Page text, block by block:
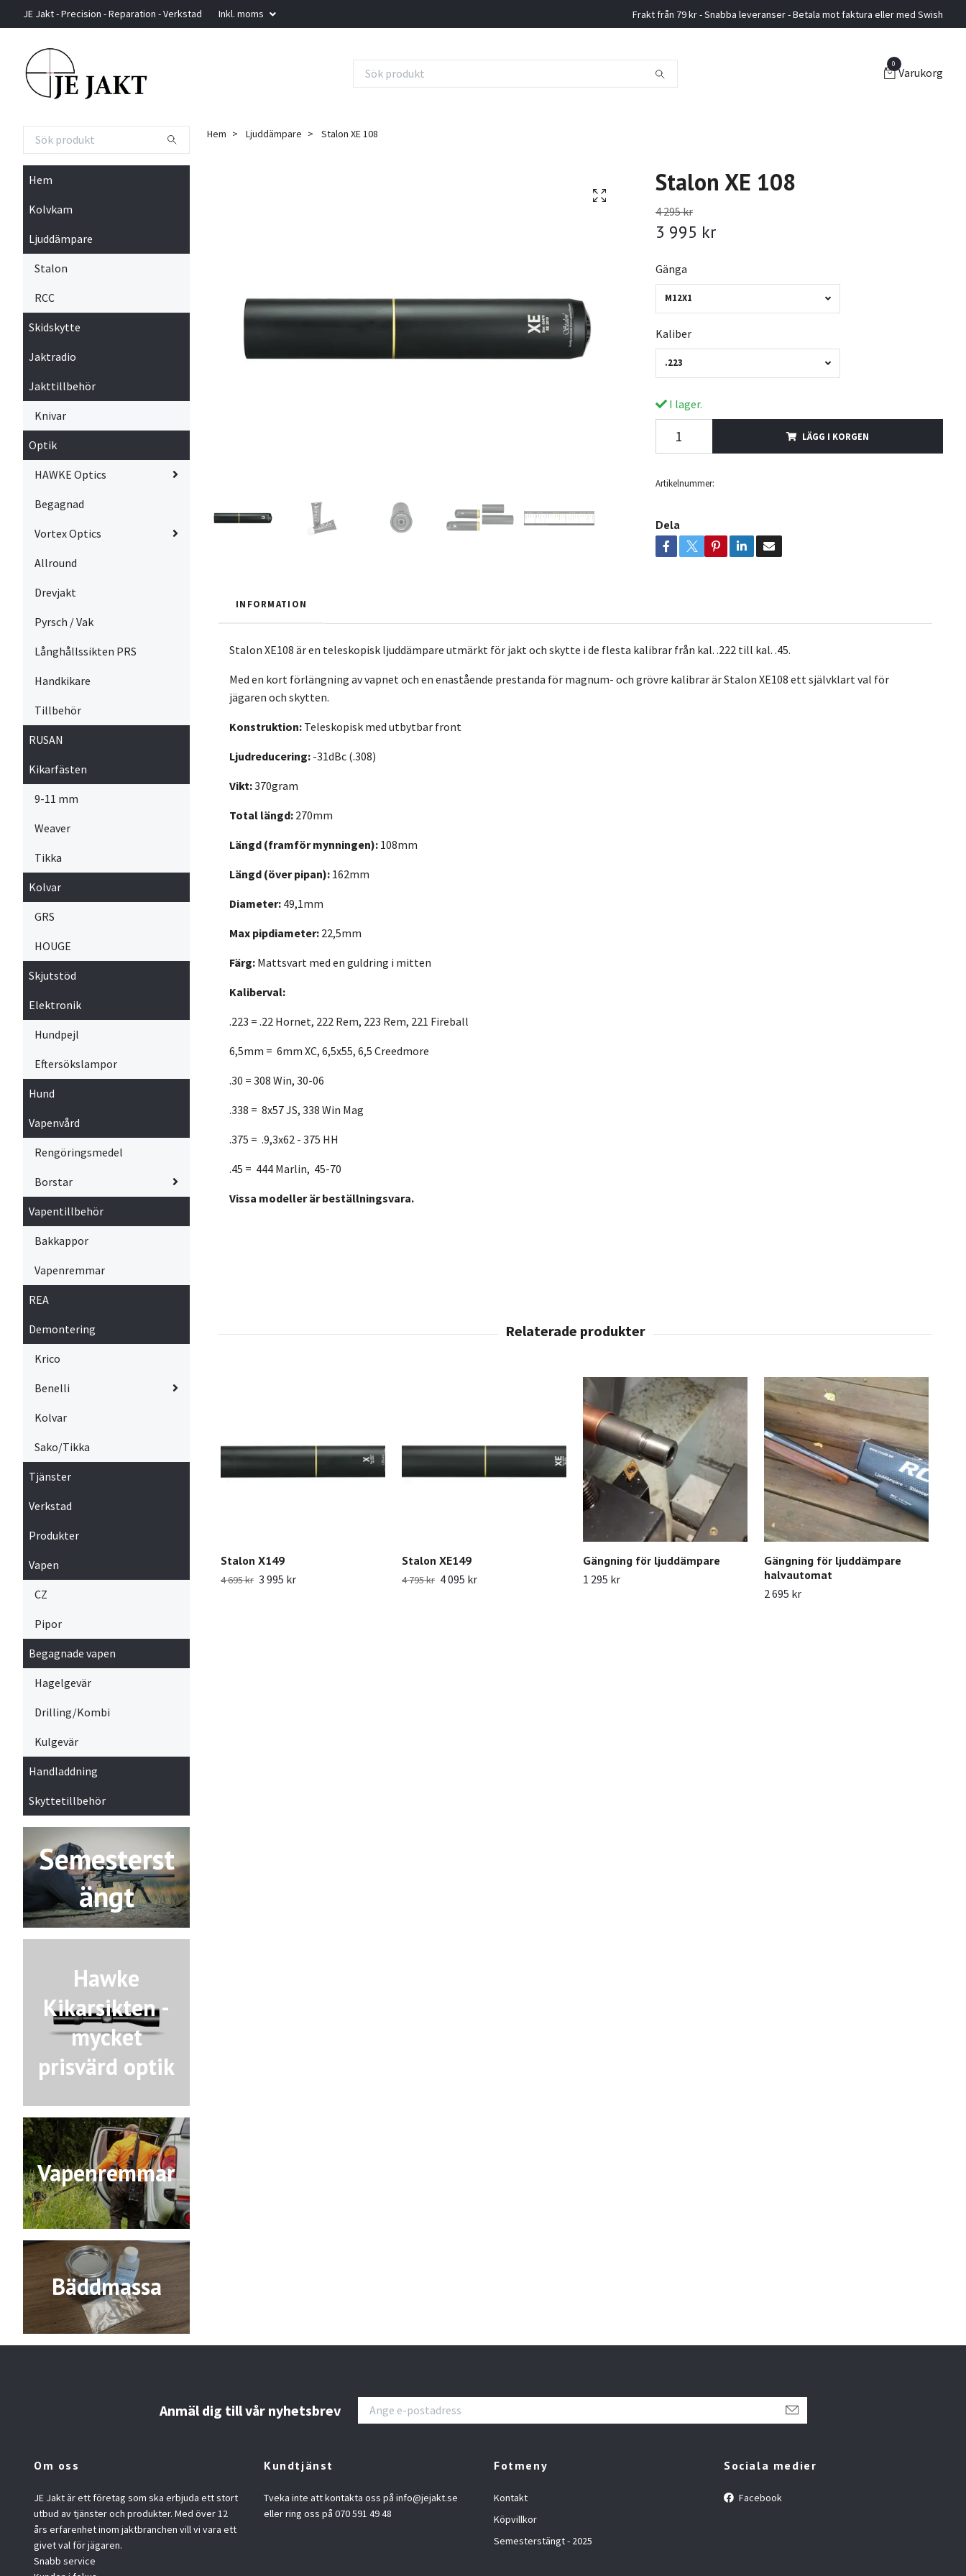
JE Jakt - Precision - Reparation - Verkstad Inkl. moms Frakt från 79 kr - Snabba leveranser - Betala mot faktura eller med Swish
0
Varukorg
Hem
Kolvkam
Ljuddämpare
Stalon
RCC
Skidskytte
Jaktradio
Jakttillbehör
Knivar
Optik
HAWKE Optics
Begagnad
Vortex Optics
Allround
Drevjakt
Pyrsch / Vak
Långhållssikten PRS
Handkikare
Tillbehör
RUSAN
Kikarfästen
9-11 mm
Weaver
Tikka
Kolvar
GRS
HOUGE
Skjutstöd
Elektronik
Hundpejl
Eftersökslampor
Hund
Vapenvård
Rengöringsmedel
Borstar
Vapentillbehör
Bakkappor
Vapenremmar
REA
Demontering
Krico
Benelli
Kolvar
Sako/Tikka
Tjänster
Verkstad
Produkter
Vapen
CZ
Pipor
Begagnade vapen
Hagelgevär
Drilling/Kombi
Kulgevär
Handladdning
Skyttetillbehör
Semesterst
ängt
Hawke
Kikarsikten -
mycket
prisvärd optik
Vapenremmar
Bäddmassa
Hem Ljuddämpare Stalon XE 108
Stalon XE 108
4 295 kr
3 995 kr
Gänga
M12X1
Kaliber
.223
I lager.
LÄGG I KORGEN
Artikelnummer:
Dela
INFORMATION
Stalon XE108 är en teleskopisk ljuddämpare utmärkt för jakt och skytte i de flesta kalibrar från kal. .222 till kal. .45.
Med en kort förlängning av vapnet och en enastående prestanda för magnum- och grövre kalibrar är Stalon XE108 ett självklart val för
jägaren och skytten.
Konstruktion: Teleskopisk med utbytbar front
Ljudreducering: -31dBc (.308)
Vikt:370gram
Total längd: 270mm
Längd (framför mynningen): 108mm
Längd (över pipan): 162mm
Diameter: 49,1mm
Max pipdiameter: 22,5mm
Färg: Mattsvart med en guldring i mitten
Kaliberval:
.223 = .22 Hornet, 222 Rem, 223 Rem, 221 Fireball
6,5mm = 6mm XC, 6,5x55, 6,5 Creedmore
.30 = 308 Win, 30-06
.338 = 8x57 JS, 338 Win Mag
.375 = .9,3x62 - 375 HH
.45 = 444 Marlin, 45-70
Vissa modeller är beställningsvara.
Stalon X149
4 695 kr 3 995 kr
Stalon XE149
4 795 kr 4 095 kr
Gängning för ljuddämpare
1 295 kr
Gängning för ljuddämpare
halvautomat
2 695 kr
Anmäl dig till vår nyhetsbrev
Om oss
JE Jakt är ett företag som ska erbjuda ett stort
utbud av tjänster och produkter. Med över 12
års erfarenhet inom jaktbranchen vill vi vara ett
givet val för jägaren.
Snabb service
Kundtjänst
Tveka inte att kontakta oss på info@jejakt.se
eller ring oss på 070 591 49 48
Fotmeny
Kontakt
Köpvillkor
Semesterstängt - 2025
Sociala medier
Facebook